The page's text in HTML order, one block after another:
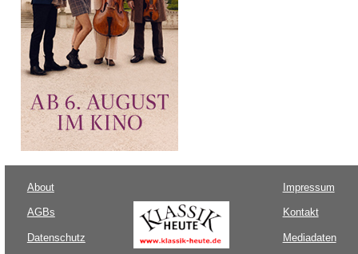
About
AGBs
Datenschutz
Impressum
Kontakt
Mediadaten